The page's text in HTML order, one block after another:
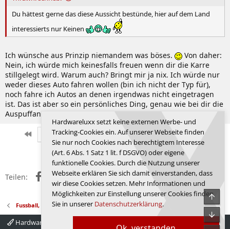
Du hättest gerne das diese Aussicht bestünde, hier auf dem Land
interessierts nur Keinen
Ich wünsche aus Prinzip niemandem was böses.
Von daher:
Nein, ich würde mich keinesfalls freuen wenn dir die Karre
stillgelegt wird. Warum auch? Bringt mir ja nix. Ich würde nur
weder dieses Auto fahren wollen (bin ich nicht der Typ für),
noch fahre ich Autos an denen irgendwas nicht eingetragen
ist. Das ist aber so ein persönliches Ding, genau wie bei dir die
Auspuffanlage.
Erste Vorherige 7301 von 9351 Nächste
Anmelden, um zu antworten.
Teilen: FacebookX (Twitter)
RedditWhatsApp
E-MailLink
Fussball, Sport, Autos
Hardwareluxx 4.0
Hardwareluxx setzt keine externen Werbe- und
Tracking-Cookies ein. Auf unserer Webseite finden
Sie nur noch Cookies nach berechtigtem Interesse
(Art. 6 Abs. 1 Satz 1 lit. f DSGVO) oder eigene
funktionelle Cookies. Durch die Nutzung unserer
Webseite erklären Sie sich damit einverstanden, dass
wir diese Cookies setzen. Mehr Informationen und
Möglichkeiten zur Einstellung unserer Cookies finden
Sie in unserer Datenschutzerklärung.